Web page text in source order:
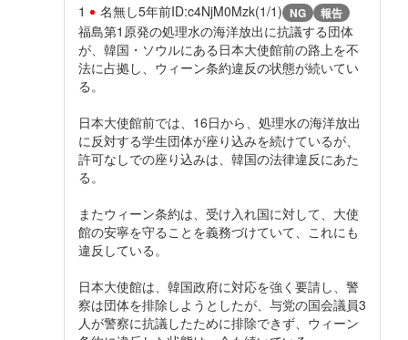
1 名無し5年前ID:c4NjM0Mzk(1/1) NG 報告
福島第1原発の処理水の海洋放出に抗議する団体
が、韓国・ソウルにある日本大使館前の路上を不
法に占拠し、ウィーン条約違反の状態が続いてい
る。
日本大使館前では、16日から、処理水の海洋放出
に反対する学生団体が座り込みを続けているが、
許可なしでの座り込みは、韓国の法律違反にあた
る。
またウィーン条約は、受け入れ国に対して、大使
館の安寧を守ることを義務づけていて、これにも
違反している。
日本大使館は、韓国政府に対応を強く要請し、警
察は団体を排除しようとしたが、与党の国会議員3
人が警察に抗議したために排除できず、ウィーン